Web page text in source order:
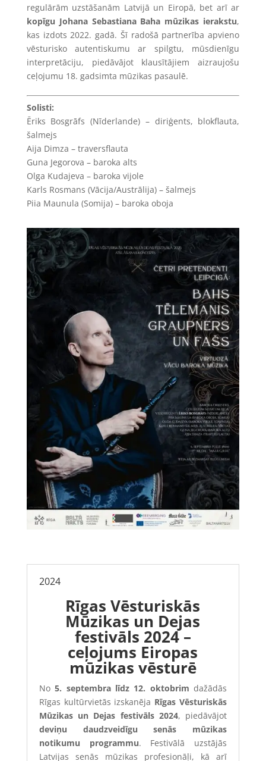
regulārām uzstāšanām Latvijā un Eiropā, bet arī ar
kopīgu Johana Sebastiana Baha mūzikas ierakstu,
kas izdots 2022. gadā. Šī radošā partnerība apvieno
vēsturisko autentiskumu ar spilgtu, mūsdienīgu
interpretāciju, piedāvājot klausītājiem aizraujošu
ceļojumu 18. gadsimta mūzikas pasaulē.
Solisti:
Ēriks Bosgrāfs (Nīderlande) – diriģents, blokflauta,
šalmejs
Aija Dimza – traversflauta
Guna Jegorova – baroka alts
Olga Kudajeva – baroka vijole
Karls Rosmans (Vācija/Austrālija) – šalmejs
Piia Maunula (Somija) – baroka oboja
2024
Rīgas Vēsturiskās
Mūzikas un Dejas
festivāls 2024 –
ceļojums Eiropas
mūzikas vēsturē
No5. septembra līdz 12. oktobrim dažādās
Rīgas kultūrvietās izskanēja Rīgas Vēsturiskās
Mūzikas un Dejas festivāls 2024, piedāvājot
deviņu daudzveidīgu senās mūzikas
notikumu programmu. Festivālā uzstājās
Latvijas senās mūzikas profesionāļi, kā arī